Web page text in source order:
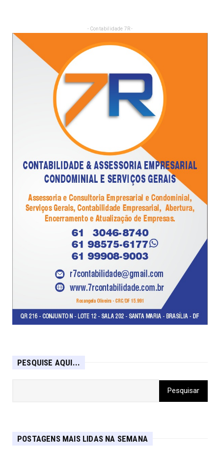
- Contabilidade 7R -
PESQUISE AQUI...
POSTAGENS MAIS LIDAS NA SEMANA